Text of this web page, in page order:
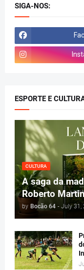
SIGA-NOS:
ESPORTE E
CULTURA
A saga da
Roberto
by Bocão 64 - July 31,